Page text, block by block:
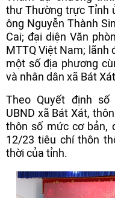
thư Thường trực Tỉnh
ông Nguyễn Thành
Cai; đại diện Văn
MTTQ Việt Nam; lãnh
một số địa phương
và nhân dân xã Bát
Theo Quyết định số
UBND xã Bát Xát,
thôn số mức cơ bản,
12/23 tiêu chí thôn
thời của tỉnh.